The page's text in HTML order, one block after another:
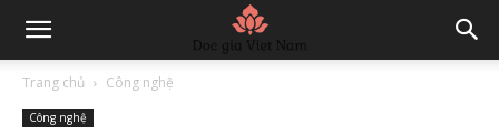
Trang chủ Công nghệ
Công nghệ